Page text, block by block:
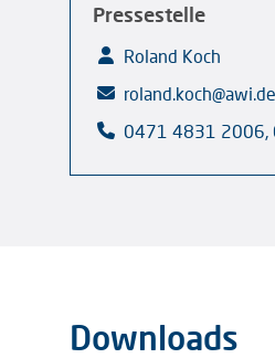
Pressestelle
Roland Koch
roland.koch@awi.de
0471 4831 2006,
Downloads